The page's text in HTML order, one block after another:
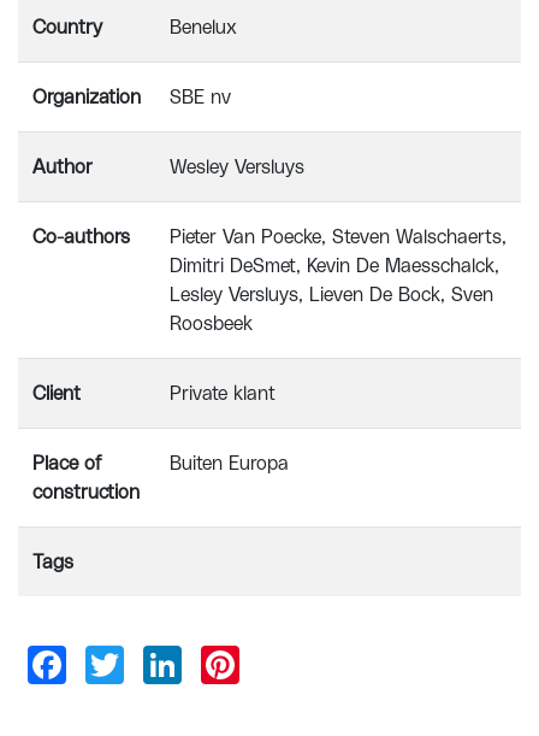
Country Benelux
Organization SBE nv
Author Wesley Versluys
Co-authors
Pieter Van Poecke, Steven Walschaerts,
Dimitri DeSmet, Kevin De Maesschalck,
Lesley Versluys, Lieven De Bock, Sven
Roosbeek
Client Private klant
Place of
construction
Buiten Europa
Tags